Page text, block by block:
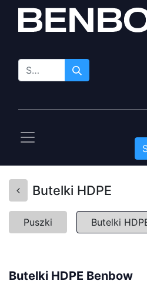
Butelki HDPE
Puszki Butelki
Butelki HDPE Benbow